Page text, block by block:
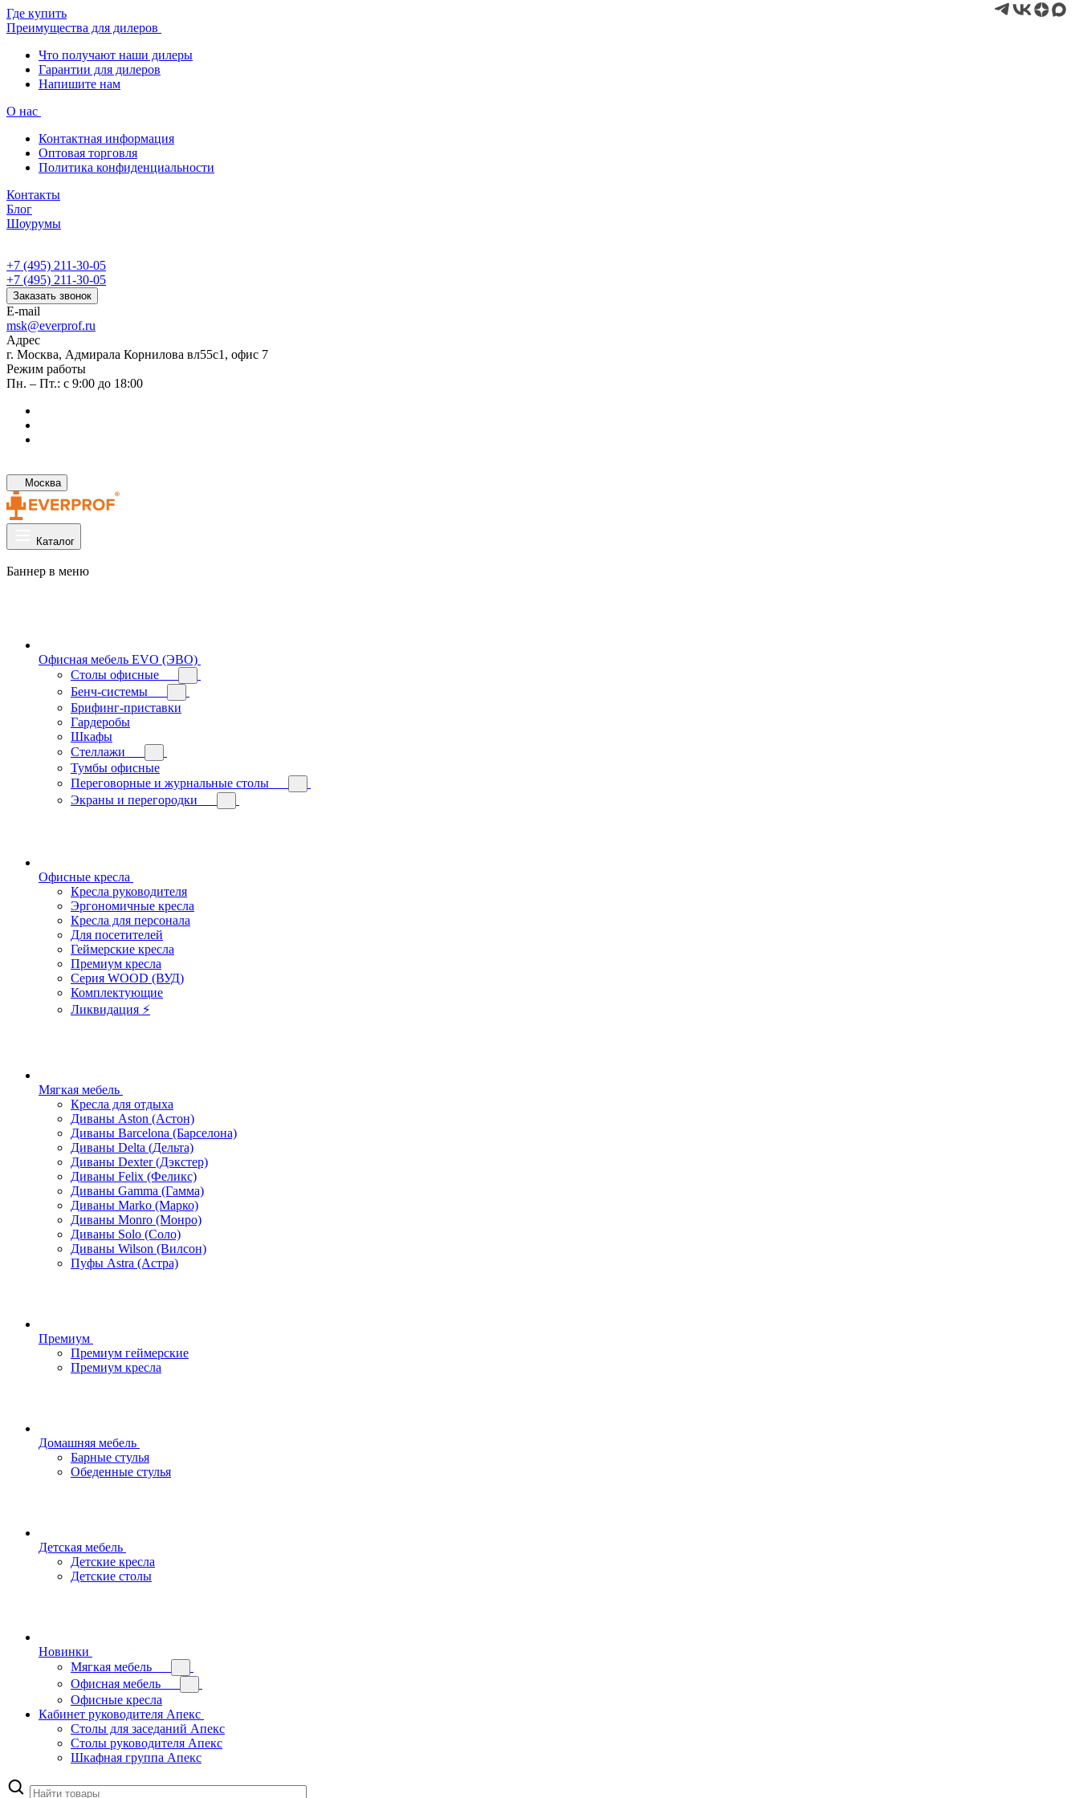
Где купить
Преимущества для дилеров
Что получают наши дилеры
Гарантии для дилеров
Напишите нам
О нас
Контактная информация
Оптовая торговля
Политика конфиденциальности
Контакты
Блог
Шоурумы
+7 (495) 211-30-05
+7 (495) 211-30-05
Заказать звонок
E-mail
msk@everprof.ru
Адрес
г. Москва, Адмирала Корнилова вл55с1, офис 7
Режим работы
Пн. – Пт.: с 9:00 до 18:00
Москва
Каталог
Баннер в меню
Офисная мебель EVO (ЭВО)
Cтолы офисные
Бенч-системы
Брифинг-приставки
Гардеробы
Шкафы
Стеллажи
Тумбы офисные
Переговорные и журнальные столы
Экраны и перегородки
Офисные кресла
Кресла руководителя
Эргономичные кресла
Кресла для персонала
Для посетителей
Геймерские кресла
Премиум кресла
Серия WOOD (ВУД)
Комплектующие
Ликвидация ⚡
Мягкая мебель
Кресла для отдыха
Диваны Aston (Астон)
Диваны Barcelona (Барселона)
Диваны Delta (Дельта)
Диваны Dexter (Дэкстер)
Диваны Felix (Феликс)
Диваны Gamma (Гамма)
Диваны Marko (Марко)
Диваны Monro (Монро)
Диваны Solo (Соло)
Диваны Wilson (Вилсон)
Пуфы Astra (Астра)
Премиум
Премиум геймерские
Премиум кресла
Домашняя мебель
Барные стулья
Обеденные стулья
Детская мебель
Детские кресла
Детские столы
Новинки
Мягкая мебель
Офисная мебель
Офисные кресла
Кабинет руководителя Апекс
Столы для заседаний Апекс
Столы руководителя Апекс
Шкафная группа Апекс